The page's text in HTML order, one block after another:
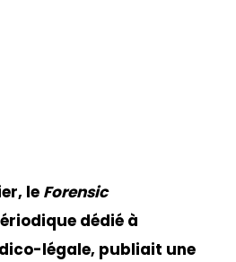
le Forensic
dédié à
légale, publiait une